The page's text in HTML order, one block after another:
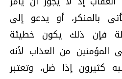
بالمنكر، أو يدعو إلى
فإن ذلك يكون خطيئة
من العذاب لأنه
كثيرون إذا ضل، وتعتبر